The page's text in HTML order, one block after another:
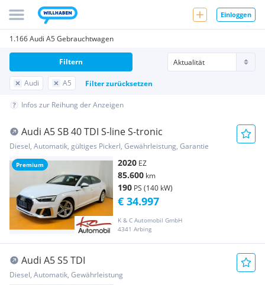
Einloggen
1.166 Audi A5 Gebrauchtwagen
Audi A5 Filter zurücksetzen
Filtern
Infos zur Reihung der Anzeigen
Premium
Audi A5 SB 40 TDI S-line S-tronic
Diesel, Automatik, gültiges Pickerl, Gewährleistung, Garantie
2020 EZ
85.600 km
190 PS (140 kW)
K & C Automobil GmbH
4341 Arbing
€ 34.997
Audi A5 S5 TDI
Diesel, Automatik, Gewährleistung